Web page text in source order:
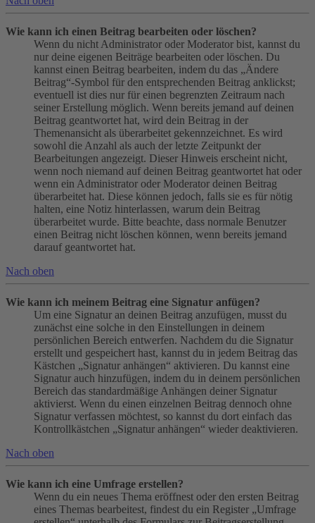
Wie kann ich einen Beitrag bearbeiten oder löschen?
Wenn du nicht Administrator oder Moderator bist, kannst du
nur deine eigenen Beiträge bearbeiten oder löschen. Du
kannst einen Beitrag bearbeiten, indem du das „Ändere
Beitrag“-Symbol für den entsprechenden Beitrag anklickst;
eventuell ist dies nur für einen begrenzten Zeitraum nach
seiner Erstellung möglich. Wenn bereits jemand auf deinen
Beitrag geantwortet hat, wird dein Beitrag in der
Themenansicht als überarbeitet gekennzeichnet. Es wird
sowohl die Anzahl als auch der letzte Zeitpunkt der
Bearbeitungen angezeigt. Dieser Hinweis erscheint nicht,
wenn noch niemand auf deinen Beitrag geantwortet hat oder
wenn ein Administrator oder Moderator deinen Beitrag
überarbeitet hat. Diese können jedoch, falls sie es für nötig
halten, eine Notiz hinterlassen, warum dein Beitrag
überarbeitet wurde. Bitte beachte, dass normale Benutzer
einen Beitrag nicht löschen können, wenn bereits jemand
darauf geantwortet hat.
Nach oben
Wie kann ich meinem Beitrag eine Signatur anfügen?
Um eine Signatur an deinen Beitrag anzufügen, musst du
zunächst eine solche in den Einstellungen in deinem
persönlichen Bereich entwerfen. Nachdem du die Signatur
erstellt und gespeichert hast, kannst du in jedem Beitrag das
Kästchen „Signatur anhängen“ aktivieren. Du kannst eine
Signatur auch hinzufügen, indem du in deinem persönlichen
Bereich das standardmäßige Anhängen deiner Signatur
aktivierst. Wenn du einen einzelnen Beitrag dennoch ohne
Signatur verfassen möchtest, so kannst du dort einfach das
Kontrollkästchen „Signatur anhängen“ wieder deaktivieren.
Nach oben
Wie kann ich eine Umfrage erstellen?
Wenn du ein neues Thema eröffnest oder den ersten Beitrag
eines Themas bearbeitest, findest du ein Register „Umfrage